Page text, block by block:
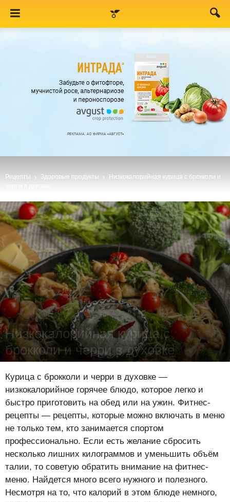
Рецепты Здоровые продукты
Низкокалорийная курица с брокколи и
Низкокалорийная курица с
брокколи и черри в духовке
Курица с брокколи и черри в духовке —
низкокалорийное горячее блюдо, которое легко и
быстро приготовить на обед или на ужин. Фитнес-
рецепты — рецепты, которые можно включать в меню
не только тем, кто занимается спортом
профессионально. Если есть желание сбросить
несколько лишних килограммов и уменьшить объём
талии, то советую обратить внимание на фитнес-
меню. Найдется много всего нужного и полезного.
Несмотря на то, что калорий в этом блюде немного,